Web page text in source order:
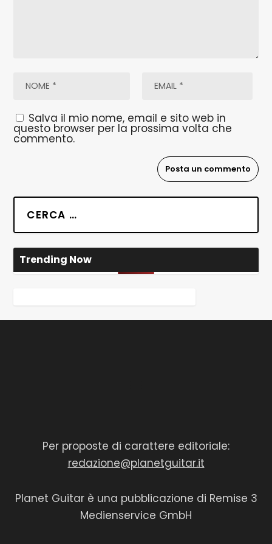
Salva il mio nome, email e sito web in
questo browser per la prossima volta che
commento.
Trending Now
Per proposte di carattere editoriale:
redazione@planetguitar.it
Planet Guitar è una pubblicazione di Remise 3
Medienservice GmbH